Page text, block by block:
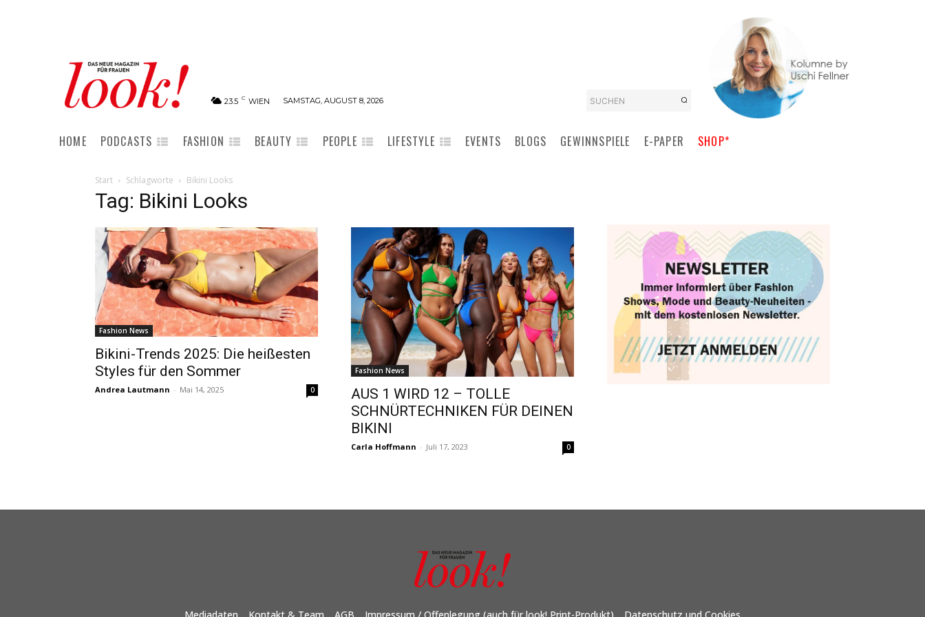
23.5 C WIEN SAMSTAG, AUGUST 8, 2026 SUCHEN
HOME PODCASTS FASHION BEAUTY PEOPLE LIFESTYLE EVENTS BLOGS GEWINNSPIELE E-PAPER SHOP*
Start Schlagworte Bikini Looks
Tag: Bikini Looks
Fashion News
Bikini-Trends 2025: Die heißesten
Styles für den Sommer
Andrea Lautmann - Mai 14, 2025 0
Fashion News
AUS 1 WIRD 12 – TOLLE
SCHNÜRTECHNIKEN FÜR DEINEN
BIKINI
Carla Hoffmann - Juli 17, 2023 0